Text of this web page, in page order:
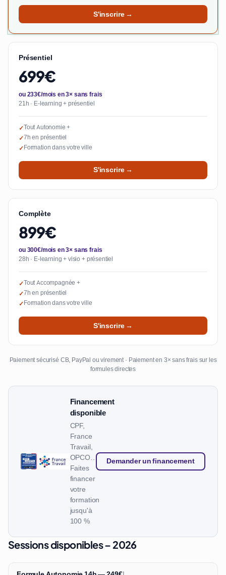
S'inscrire →
Présentiel
699€
ou 233€/mois en 3× sans frais
21h · E-learning + présentiel
✓Tout Autonomie +
✓7h en présentiel
✓Formation dans votre ville
S'inscrire →
Complète
899€
ou 300€/mois en 3× sans frais
28h · E-learning + visio + présentiel
✓Tout Accompagnée +
✓7h en présentiel
✓Formation dans votre ville
S'inscrire →
Paiement sécurisé CB, PayPal ou virement · Paiement en 3× sans frais sur les
formules directes
Financement
disponible
CPF,
France
Travail,
OPCO…
Faites
financer
votre
formation
jusqu'à
100 %
Demander un financement
Sessions disponibles – 2026